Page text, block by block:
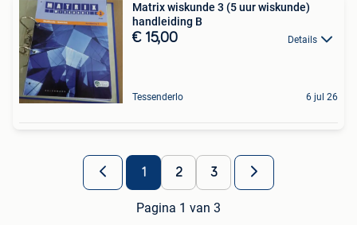
Matrix wiskunde 3 (5 uur wiskunde)
handleiding B
€ 15,00 Details
Tessenderlo 6 jul 26
1 2 3
Pagina 1 van 3